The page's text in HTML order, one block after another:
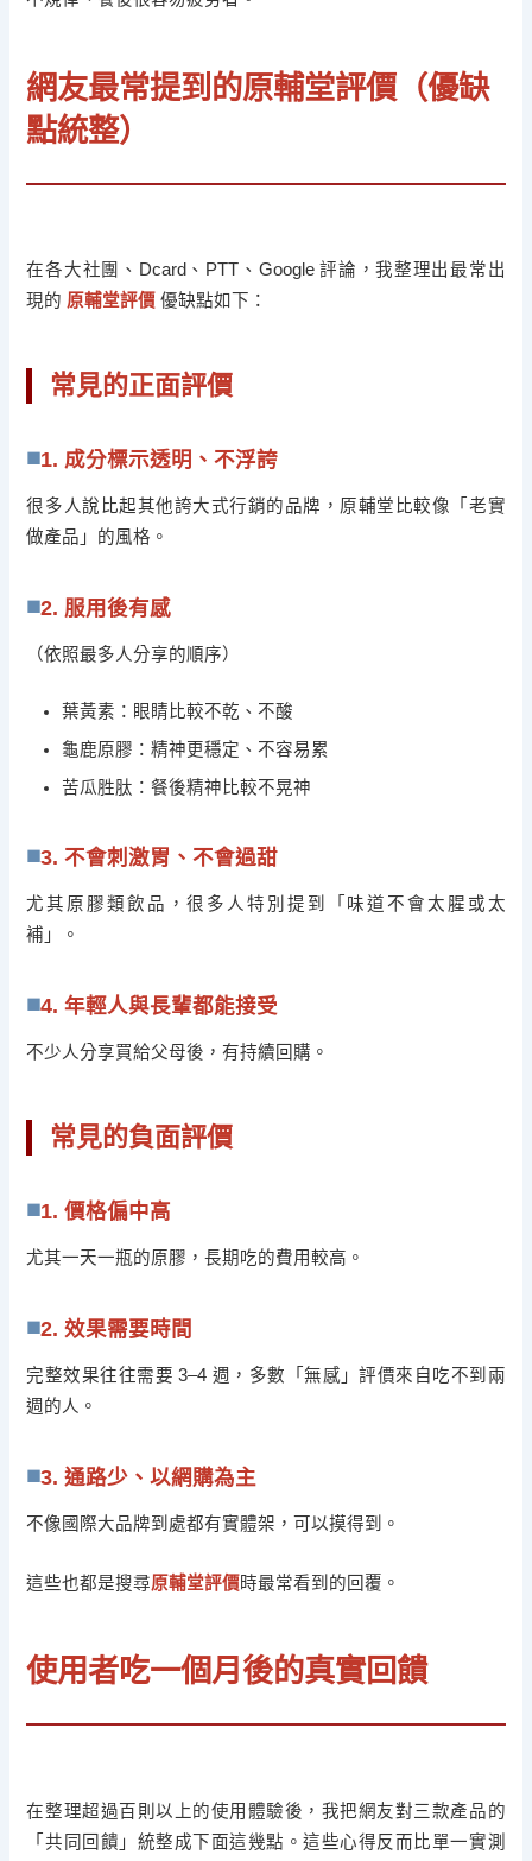
網友最常提到的原輔堂評價（優缺
點統整）
在各大社團、Dcard、PTT、Google 評論，我整理出最常出
現的 原輔堂評價 優缺點如下：
常見的正面評價
1. 成分標示透明、不浮誇
很多人說比起其他誇大式行銷的品牌，原輔堂比較像「老實
做產品」的風格。
2. 服用後有感
（依照最多人分享的順序）
葉黃素：眼睛比較不乾、不酸
龜鹿原膠：精神更穩定、不容易累
苦瓜胜肽：餐後精神比較不晃神
3. 不會刺激胃、不會過甜
尤其原膠類飲品，很多人特別提到「味道不會太腥或太
補」。
4. 年輕人與長輩都能接受
不少人分享買給父母後，有持續回購。
常見的負面評價
1. 價格偏中高
尤其一天一瓶的原膠，長期吃的費用較高。
2. 效果需要時間
完整效果往往需要 3–4 週，多數「無感」評價來自吃不到兩
週的人。
3. 通路少、以網購為主
不像國際大品牌到處都有實體架，可以摸得到。
這些也都是搜尋原輔堂評價時最常看到的回覆。
使用者吃一個月後的真實回饋
在整理超過百則以上的使用體驗後，我把網友對三款產品的
「共同回饋」統整成下面這幾點。這些心得反而比單一實測